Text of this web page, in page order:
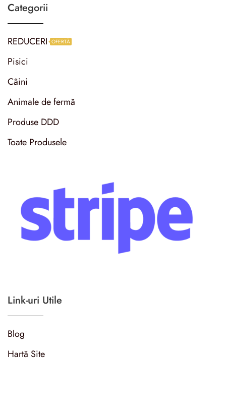
Categorii
REDUCERI OFERTĂ
Pisici
Câini
Animale de fermă
Produse DDD
Toate Produsele
Link-uri Utile
Blog
Hartă Site